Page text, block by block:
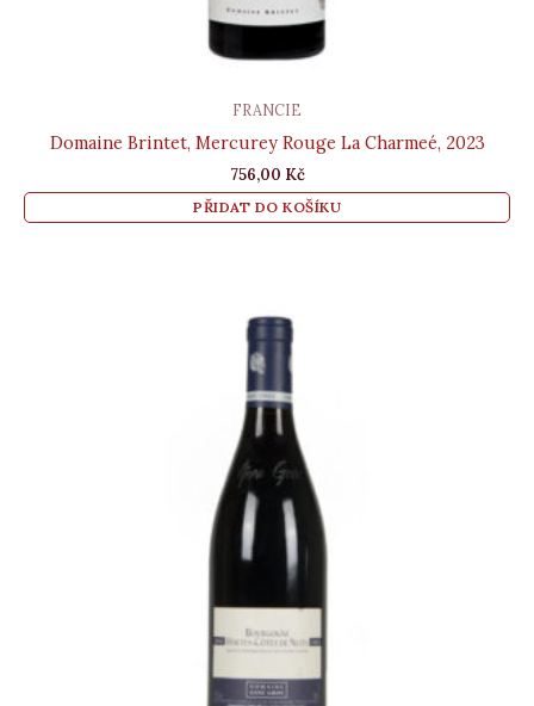
FRANCIE
Domaine Brintet, Mercurey Rouge La Charmeé, 2023
756,00 Kč
PŘIDAT DO KOŠÍKU